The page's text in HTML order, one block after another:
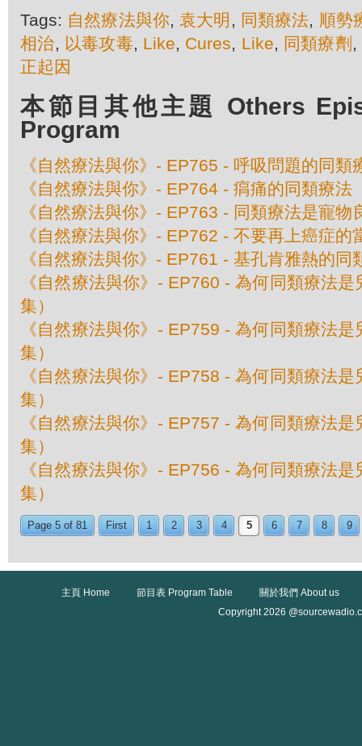
Tags: 自然療法與你,袁大明 , 同類療法, 順勢
相治, 以毒攻毒, Like, Cures, Like, 同類療劑 ,
正起因
本節目其他主題 Others
Program
《自然療法與你》- EP765 - 呼吸問題的同類
《自然療法與你》- EP764 - 㾓痛的同類療法
《自然療法與你》- EP763 - 同類療法是寵物
《自然療法與你》- EP762 - 不要再上癌症的
《自然療法與你》- EP761 - 基孔肯雅熱的同
《自然療法與你》- EP760 - 為何同類療法
集）
《自然療法與你》- EP759 - 為何同類療法
集）
《自然療法與你》- EP758 - 為何同類療法
集）
《自然療法與你》- EP757 - 為何同類療法
集）
《自然療法與你》- EP756 - 為何同類療法
集）
Page 5 of 81 First 1 2 3 4 5 6 7 8 9
主頁 Home 節目表 Program Table
關於我們 About us
Copyright 2026